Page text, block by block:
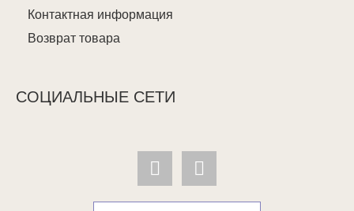
Контактная информация
Возврат товара
СОЦИАЛЬНЫЕ СЕТИ